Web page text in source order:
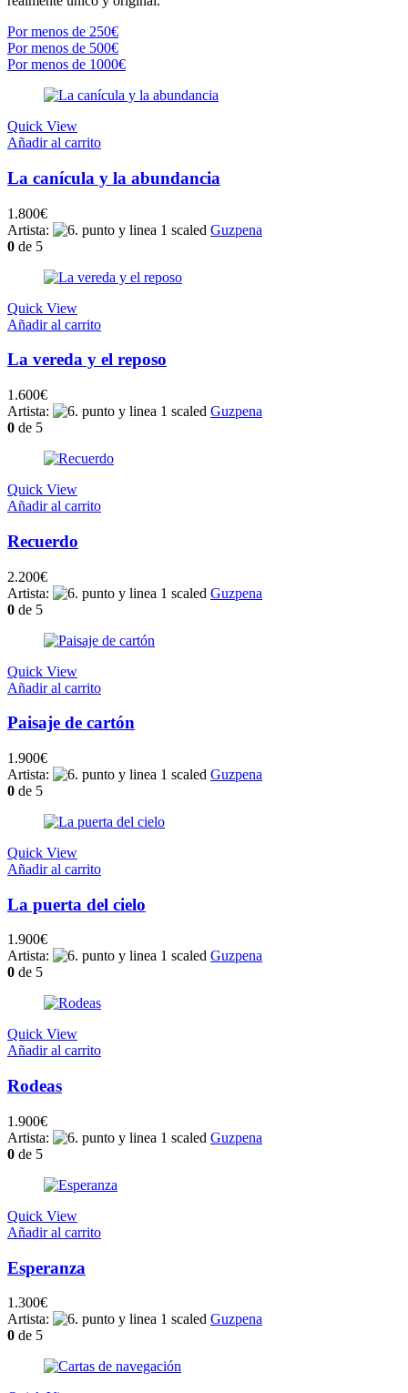
Por menos de 250€
Por menos de 500€
Por menos de 1000€
Quick View
Añadir al carrito
La canícula y la abundancia
1.800€
Artista:
Guzpena
0 de 5
Quick View
Añadir al carrito
La vereda y el reposo
1.600€
Artista:
Guzpena
0 de 5
Quick View
Añadir al carrito
Recuerdo
2.200€
Artista:
Guzpena
0 de 5
Quick View
Añadir al carrito
Paisaje de cartón
1.900€
Artista:
Guzpena
0 de 5
Quick View
Añadir al carrito
La puerta del cielo
1.900€
Artista:
Guzpena
0 de 5
Quick View
Añadir al carrito
Rodeas
1.900€
Artista:
Guzpena
0 de 5
Quick View
Añadir al carrito
Esperanza
1.300€
Artista:
Guzpena
0 de 5